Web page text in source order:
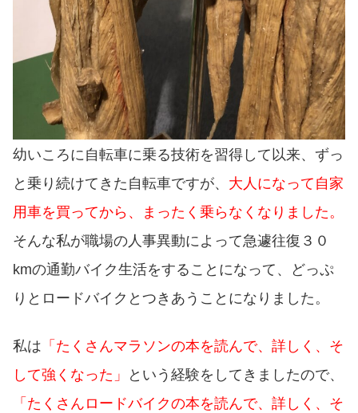
幼いころに自転車に乗る技術を習得して以来、ずっ
と乗り続けてきた自転車ですが、 大人になって自家
用車を買ってから、まったく乗らなくなりました。
そんな私が職場の人事異動によって急遽往復３０
kmの通勤バイク生活をすることになって、どっぷ
りとロードバイクとつきあうことになりました。
私は 「たくさんマラソンの本を読んで、詳しく、そ
して強くなった」
という経験をしてきましたので、
「たくさんロードバイクの本を読んで、詳しく、そ